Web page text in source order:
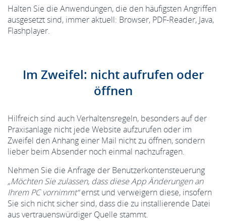
Halten Sie die Anwendungen, die den häufigsten Angriffen
ausgesetzt sind, immer aktuell: Browser, PDF-Reader, Java,
Flashplayer.
Im Zweifel: nicht aufrufen oder
öffnen
Hilfreich sind auch Verhaltensregeln, besonders auf der
Praxisanlage nicht jede Website aufzurufen oder im
Zweifel den Anhang einer Mail nicht zu öffnen, sondern
lieber beim Absender noch einmal nachzufragen.
Nehmen Sie die Anfrage der Benutzerkontensteuerung
„Möchten Sie zulassen, dass diese App Änderungen an
Ihrem PC vornimmt“ernst und verweigern diese, insofern
Sie sich nicht sicher sind, dass die zu installierende Datei
aus vertrauenswürdiger Quelle stammt.